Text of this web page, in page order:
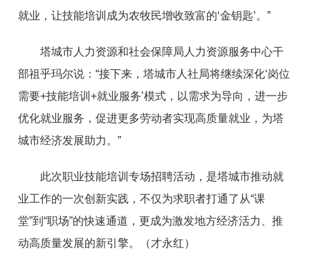
就业，让技能培训成为农牧民增收致富的‘金钥匙’。”
塔城市人力资源和社会保障局人力资源服务中心干
部祖乎玛尔说：“接下来，塔城市人社局将继续深化‘岗位
需要+技能培训+就业服务’模式，以需求为导向，进一步
优化就业服务，促进更多劳动者实现高质量就业，为塔
城市经济发展助力。”
此次职业技能培训专场招聘活动，是塔城市推动就
业工作的一次创新实践，不仅为求职者打通了从“课
堂”到“职场”的快速通道，更成为激发地方经济活力、推
动高质量发展的新引擎。（才永红）